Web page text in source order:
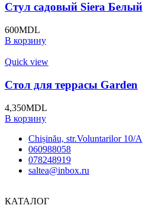
Стул садовый Siera Белый
600MDL
В корзину
Quick view
Стол для террасы Garden
4,350MDL
В корзину
Chișinău, str.Voluntarilor 10/A
060988058
078248919
saltea@inbox.ru
КАТАЛОГ